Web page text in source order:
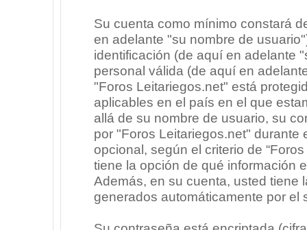
Su cuenta como mínimo constará
en adelante "su nombre de
identificación (de aquí en adelante
personal válida (de aquí en
"Foros Leitariegos.net" está
aplicables en el país en el que
allá de su nombre de usuario, su
por "Foros Leitariegos.net" durante
opcional, según el criterio de
tiene la opción de qué información
Además, en su cuenta, usted tiene
generados automáticamente por el